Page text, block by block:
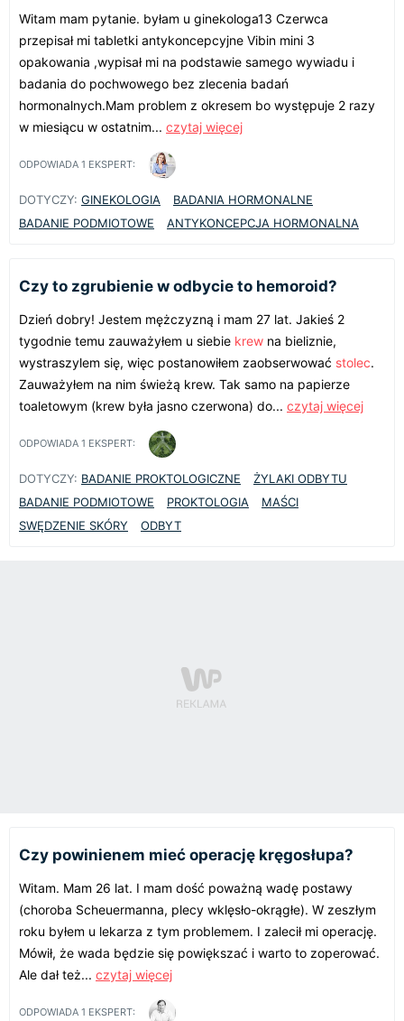
Witam mam pytanie. byłam u ginekologa13 Czerwca
przepisał mi tabletki antykoncepcyjne Vibin mini 3
opakowania ,wypisał mi na podstawie samego wywiadu i
badania do pochwowego bez zlecenia badań
hormonalnych.Mam problem z okresem bo występuje 2 razy
w miesiącu w ostatnim... czytaj więcej
ODPOWIADA 1 EKSPERT:
DOTYCZY: GINEKOLOGIA
BADANIA HORMONALNE
BADANIE PODMIOTOWE
ANTYKONCEPCJA HORMONALNA
Czy to zgrubienie w odbycie to hemoroid?
Dzień dobry! Jestem mężczyzną i mam 27 lat. Jakieś 2
tygodnie temu zauważyłem u siebie krew na bieliznie,
wystraszylem się, więc postanowiłem zaobserwować stolec.
Zauważyłem na nim świeżą krew. Tak samo na papierze
toaletowym (krew była jasno czerwona) do... czytaj więcej
ODPOWIADA 1 EKSPERT:
DOTYCZY: BADANIE PROKTOLOGICZNE
ŻYLAKI ODBYTU
BADANIE PODMIOTOWE
PROKTOLOGIA
MAŚCI
SWĘDZENIE SKÓRY
ODBYT
Czy powinienem mieć operację kręgosłupa?
Witam. Mam 26 lat. I mam dość poważną wadę postawy
(choroba Scheuermanna, plecy wklęsło-okrągłe). W zeszłym
roku byłem u lekarza z tym problemem. I zalecił mi operację.
Mówił, że wada będzie się powiększać i warto to zoperować.
Ale dał też... czytaj więcej
ODPOWIADA 1 EKSPERT: